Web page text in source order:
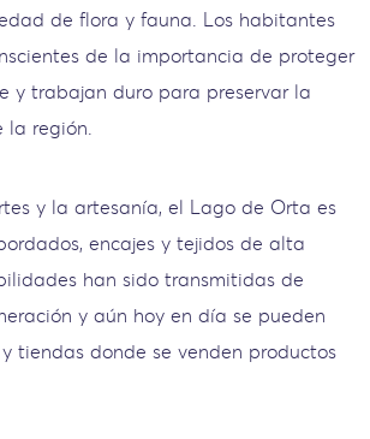
de flora y fauna. Los habitantes
de la importancia de proteger
y trabajan duro para preservar la
la región.
y la artesanía, el Lago de Orta es
encajes y tejidos de alta
han sido transmitidas de
y aún hoy en día se pueden
tiendas donde se venden productos